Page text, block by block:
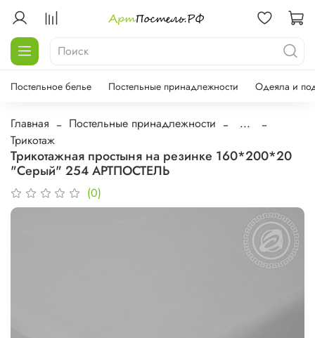
Постельное белье Постельные принадлежности Одеяла и
Главная Постельные принадлежности
...
Трикотаж
Трикотажная простыня на резинке 160*200*20
"Серый" 254 АРТПОСТЕЛЬ
(0)